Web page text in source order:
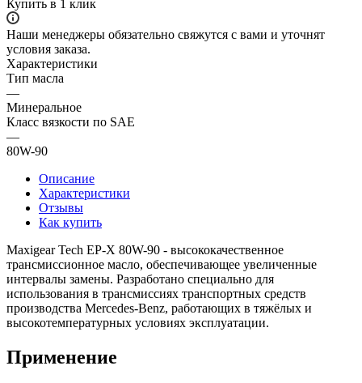
Купить в 1 клик
Наши менеджеры обязательно свяжутся с вами и уточнят
условия заказа.
Характеристики
Тип масла
—
Минеральное
Класс вязкости по SAE
—
80W-90
Описание
Характеристики
Отзывы
Как купить
Maxigear Tech EP-X 80W-90 - высококачественное
трансмиссионное масло, обеспечивающее увеличенные
интервалы замены. Разработано специально для
использования в трансмиссиях транспортных средств
производства Mercedes-Benz, работающих в тяжёлых и
высокотемпературных условиях эксплуатации.
Применение